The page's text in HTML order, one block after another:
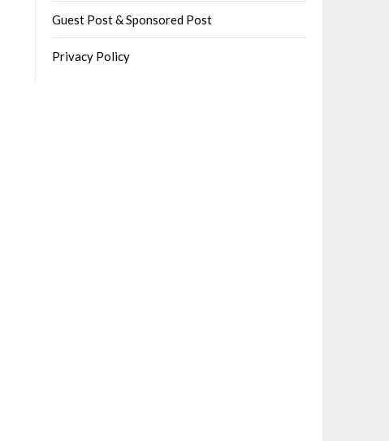
Guest Post & Sponsored Post
Privacy Policy